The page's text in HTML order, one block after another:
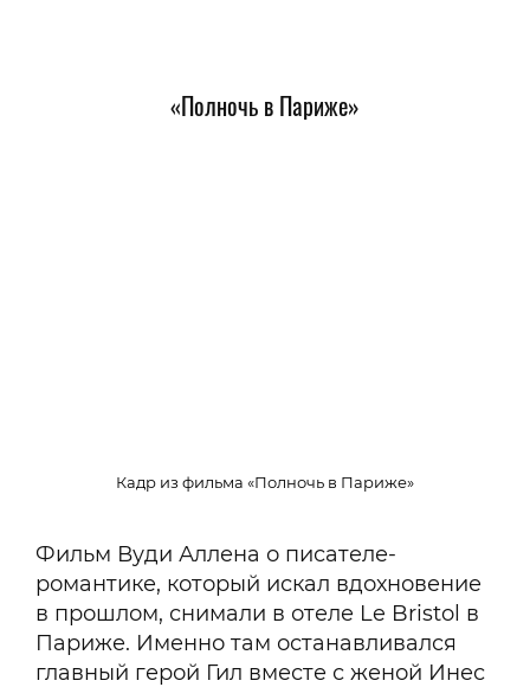
«Полночь в Париже»
Кадр из фильма «Полночь в Париже»
Фильм Вуди Аллена о писателе-
романтике, который искал вдохновение
в прошлом, снимали в отеле Le Bristol в
Париже. Именно там останавливался
главный герой Гил вместе с женой Инес